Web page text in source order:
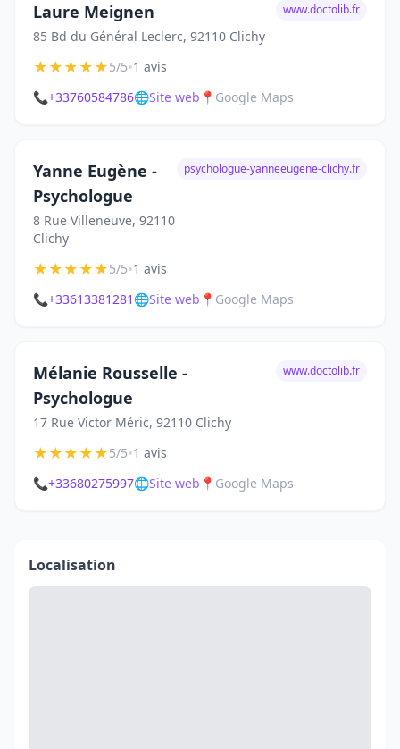
Laure Meignen
85 Bd du Général Leclerc, 92110 Clichy
www.doctolib.fr
★★★★★5/5•1 avis
📞+33760584786🌐Site web 📍 Google Maps
Yanne Eugène -
Psychologue
8 Rue Villeneuve, 92110
Clichy
psychologue-yanneeugene-clichy.fr
★★★★★5/5•1 avis
📞+33613381281 🌐Site web 📍 Google Maps
Mélanie Rousselle -
Psychologue
17 Rue Victor Méric, 92110 Clichy
www.doctolib.fr
★★★★★5/5•1 avis
📞+33680275997🌐Site web 📍 Google Maps
Localisation